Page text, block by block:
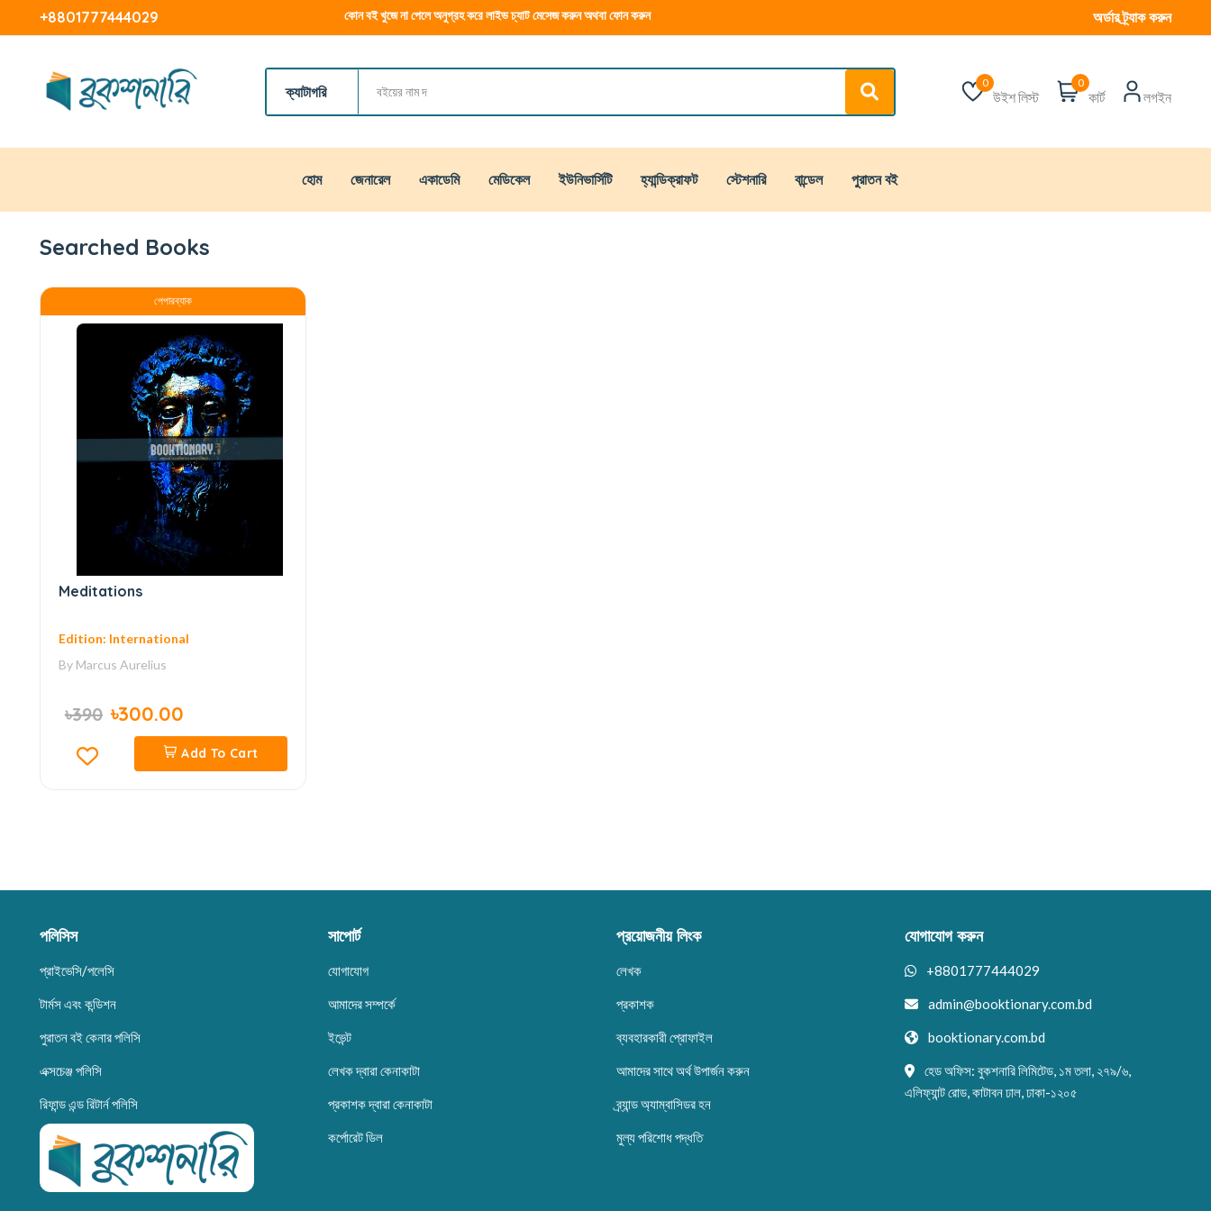
+8801777444029 কোন বই খুজে না পেলে অনুগ্রহ করে লাইভ চ্যাট মেসেজ করুন অথবা ফোন করুন অর্ডার ট্র্যাক করুন
ক্যাটাগরি
0
উইশ লিস্ট
0
কার্ট লগইন
হোম জেনারেল একাডেমি মেডিকেল ইউনিভার্সিটি হ্যান্ডিক্রাফট স্টেশনারি বান্ডেল পুরাতন বই
Searched Books
পেপারব্যাক
Meditations
Edition: International
By Marcus Aurelius
৳390 ৳300.00
Add To Cart
পলিসিস
প্রাইভেসি/পলেসি
টার্মস এবং কন্ডিশন
পুরাতন বই কেনার পলিসি
এক্সচেঞ্জ পলিসি
রিফান্ড এন্ড রিটার্ন পলিসি
সাপোর্ট
যোগাযোগ
আমাদের সম্পর্কে
ইভেন্ট
লেখক দ্বারা কেনাকাটা
প্রকাশক দ্বারা কেনাকাটা
কর্পোরেট ডিল
প্রয়োজনীয় লিংক
লেখক
প্রকাশক
ব্যবহারকারী প্রোফাইল
আমাদের সাথে অর্থ উপার্জন করুন
ব্র্যান্ড অ্যাম্বাসিডর হন
মুল্য পরিশোধ পদ্ধতি
যোগাযোগ করুন
+8801777444029
admin@booktionary.com.bd
booktionary.com.bd
হেড অফিস: বুকশনারি লিমিটেড, ১ম তলা, ২৭৯/৬,
এলিফ্যান্ট রোড, কাটাবন ঢাল, ঢাকা-১২০৫